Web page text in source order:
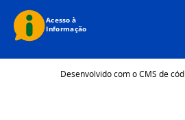
Desenvolvido com o CMS de